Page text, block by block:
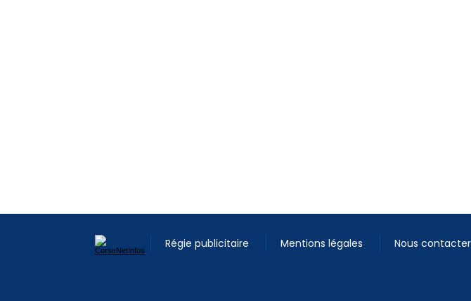
Régie publicitaire Mentions légales Nous contacter